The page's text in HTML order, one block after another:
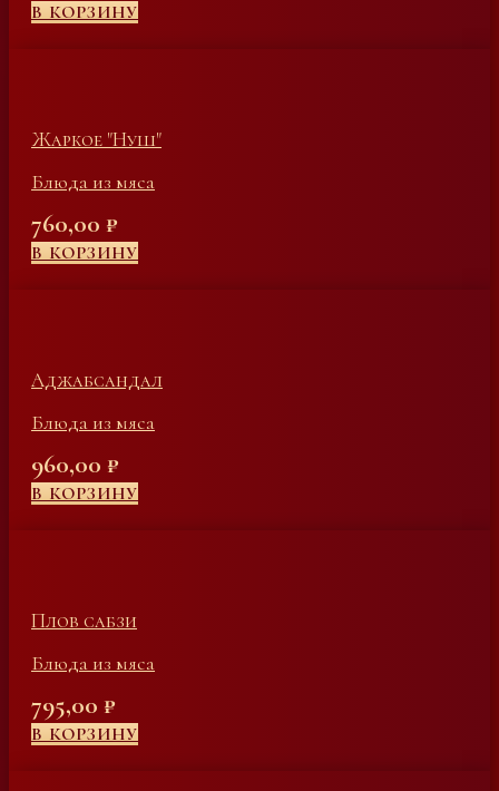
В КОРЗИНУ
Жаркое "Нуш"
Блюда из мяса
760,00 ₽
В КОРЗИНУ
Аджабсандал
Блюда из мяса
960,00 ₽
В КОРЗИНУ
Плов сабзи
Блюда из мяса
795,00 ₽
В КОРЗИНУ